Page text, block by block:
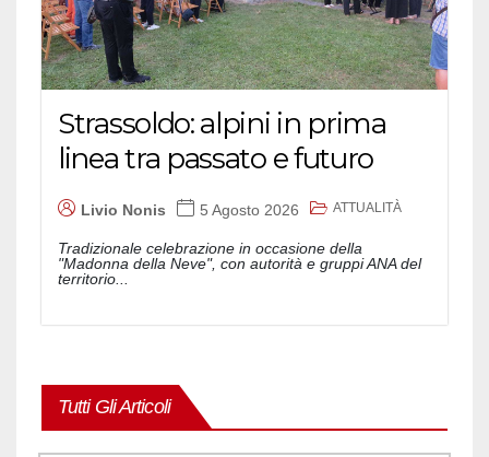
Strassoldo: alpini in prima
linea tra passato e futuro
Livio Nonis 5 Agosto 2026 ATTUALITÀ
Tradizionale celebrazione in occasione della
"Madonna della Neve", con autorità e gruppi ANA del
territorio...
Tutti Gli Articoli